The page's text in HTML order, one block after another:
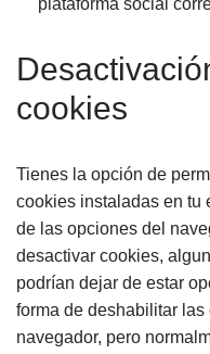
plataforma social
cookies
Tienes la opción de
cookies instaladas en tu
de las opciones del
desactivar cookies,
podrían dejar de estar
forma de deshabilitar
navegador, pero